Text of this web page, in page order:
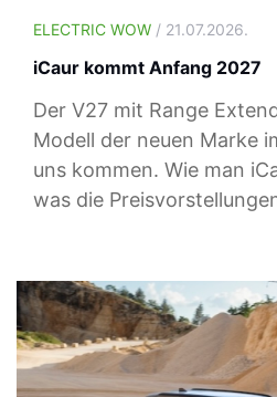
ELECTRIC WOW / 21.07.2026.
iCaur kommt Anfang 2027
Der V27 mit Range
Modell der neuen Marke
uns kommen. Wie man
was die